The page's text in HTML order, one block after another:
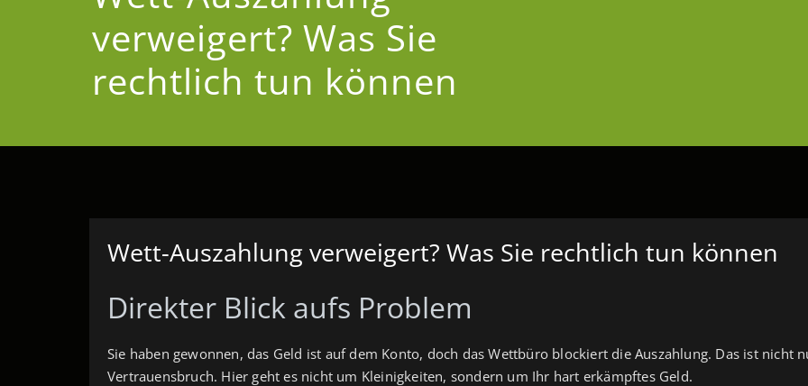
verweigert? Was Sie
rechtlich tun können
Wett-Auszahlung verweigert? Was Sie rechtlich tun können
Direkter Blick aufs Problem
Sie haben gewonnen, das Geld ist auf dem Konto, doch das Wettbüro blockiert die Auszahlung. Das ist nicht
Vertrauensbruch. Hier geht es nicht um Kleinigkeiten, sondern um Ihr hart erkämpftes Geld.